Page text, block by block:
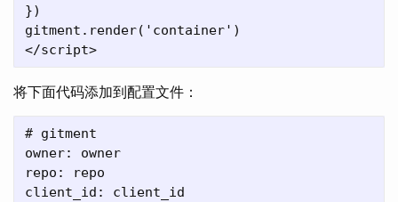
})
gitment.render('container')
将下面代码添加到配置文件：
# gitment
owner: owner
repo: repo
client_id: client_id